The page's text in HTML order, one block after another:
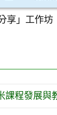
享」工作坊
課程發展與